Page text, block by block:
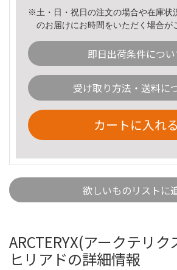
※土・日・祝日の注文の場合や在庫状
のお届けにお時間をいただく場合が
即日出荷条件につい
受け取り方法・送料に
カートに入れる
欲しいものリストに
ARCTERYX(アークテリ
ヒリアドの詳細情報